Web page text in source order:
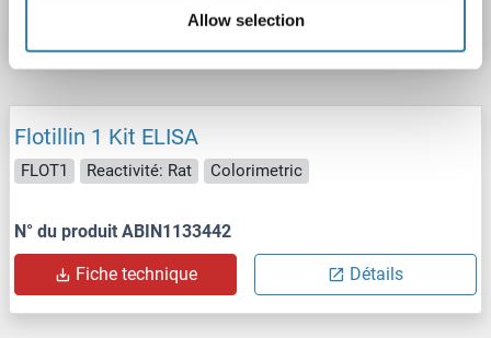
Allow selection
Fiche technique
Flotillin 1 Kit ELISA
FLOT1 Reactivité: Rat Colorimetric
N° du produit ABIN1133442
Fiche technique Détails